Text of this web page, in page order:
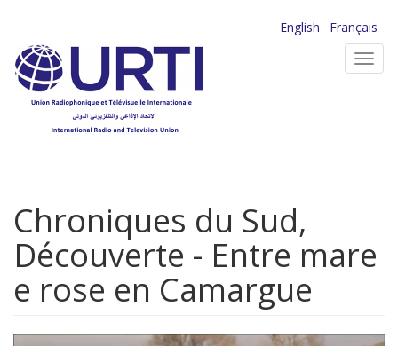
contenu
principal
English
Français
Chroniques du Sud,
Découverte - Entre mare
e rose en Camargue